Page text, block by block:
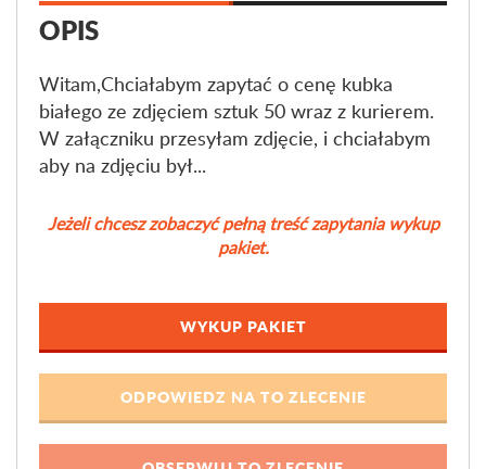
OPIS
Witam,Chciałabym zapytać o cenę kubka
białego ze zdjęciem sztuk 50 wraz z kurierem.
W załączniku przesyłam zdjęcie, i chciałabym
aby na zdjęciu był...
Jeżeli chcesz zobaczyć pełną treść zapytania wykup
pakiet.
WYKUP PAKIET